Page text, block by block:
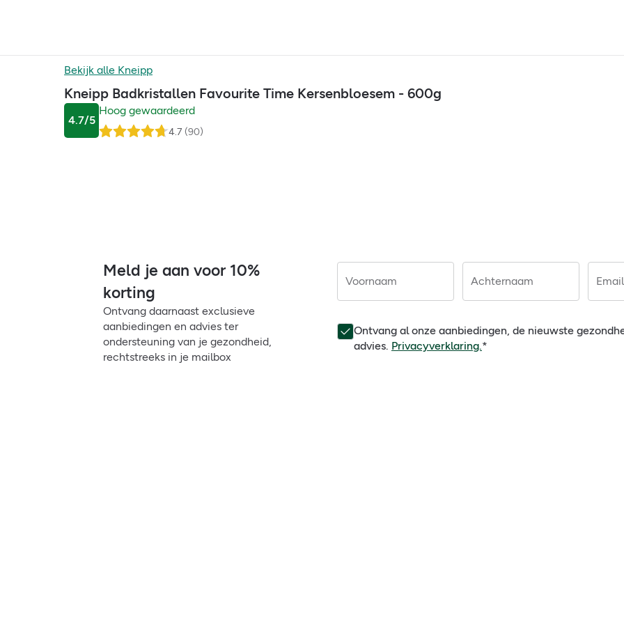
Bekijk alle Kneipp
Kneipp Badkristallen Favourite Time Kersenbloesem - 600g
4.7/5
Hoog gewaardeerd
4.7 (90)
Meld je aan voor 10%
korting
Ontvang daarnaast exclusieve
aanbiedingen en advies ter
ondersteuning van je gezondheid,
rechtstreeks in je mailbox
Voornaam Achternaam Email
Ontvang al onze aanbiedingen, de nieuwste
advies. Privacyverklaring.*